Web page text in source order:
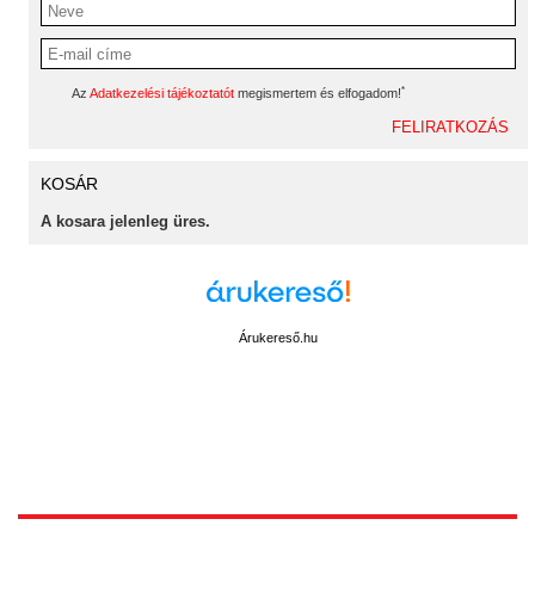
Az Adatkezelési tájékoztatót megismertem és elfogadom!*
KOSÁR
A kosara jelenleg üres.
Árukereső.hu